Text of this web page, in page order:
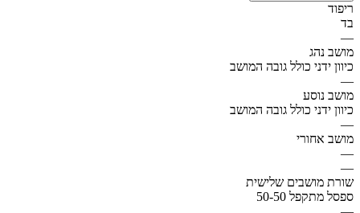
ריפוד
בד
—
מושב נהג
כיוון ידני כולל גובה המושב
—
מושב נוסע
כיוון ידני כולל גובה המושב
—
מושב אחורי
—
—
שורת מושבים שלישית
ספסל מתקפל 50-50